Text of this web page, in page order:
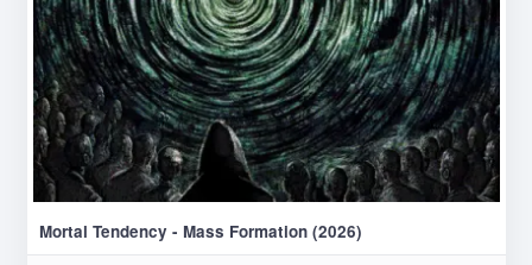
Mortal Tendency - Mass Formation (2026)